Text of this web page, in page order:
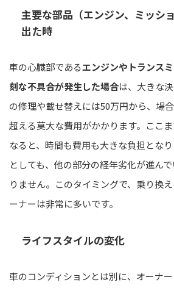
主要な部品（エンジン、ミッシ
出た時
車の心臓部であるエンジンやトランス
刻な不具合が発生した場合は、大きな
の修理や載せ替えには50万円から、場
超える莫大な費用がかかります。ここ
なると、時間も費用も大きな負担とな
としても、他の部分の経年劣化が進ん
りません。このタイミングで、乗り換
ーナーは非常に多いです。
ライフスタイルの変化
車のコンディションとは別に、オーナ